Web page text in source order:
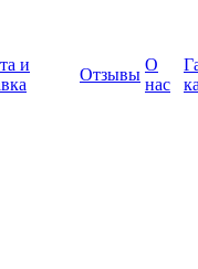
и
Отзывы
О
нас